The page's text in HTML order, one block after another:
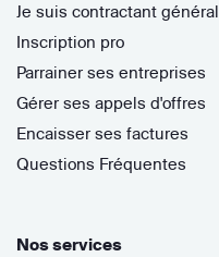
Je suis contractant général
Inscription pro
Parrainer ses entreprises
Gérer ses appels d'offres
Encaisser ses factures
Questions Fréquentes
Nos services